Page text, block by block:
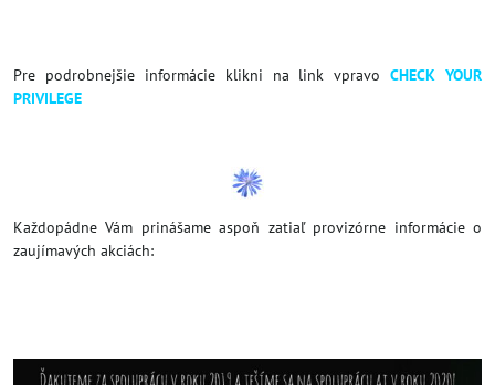
Pre podrobnejšie informácie klikni na link vpravoCHECK YOUR
PRIVILEGE
Každopádne Vám prinášame aspoň zatiaľ provizórne informácie o
zaujímavých akciách: